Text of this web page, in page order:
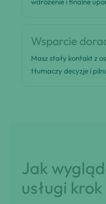
Wsparcie
Masz stały kontakt z
tłumaczy decyzje i
Jak
usługi